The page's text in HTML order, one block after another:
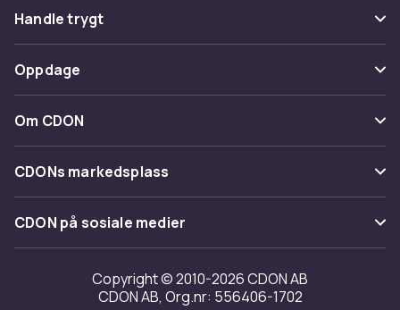
Vanlige spørsmål
Spor pakke
Angre & returner her
Kontakt oss
Handle trygt
Betaling
Levering
Tilbakekallinger
Oppdage
Kategorier
Varemerker
Om CDON
Om oss
Kundeanmeldelser
Jobbe på CDON
Investor relations
CDONs markedsplass
Merchant Help Center
CDON på sosiale medier
Copyright © 2010-2026 CDON AB
CDON AB, Org.nr: 556406-1702